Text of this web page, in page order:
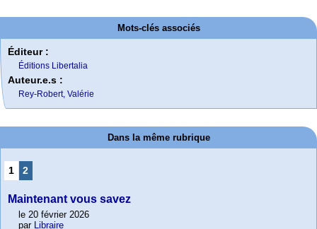
Mots-clés associés
Éditeur :
Éditions Libertalia
Auteur.e.s :
Rey-Robert, Valérie
Dans la même rubrique
1 2
Maintenant vous savez
le 20 février 2026
par
Libraire